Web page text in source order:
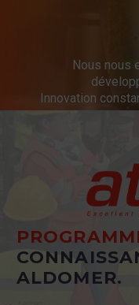
Nous nous
Innovation
ALDOMER.